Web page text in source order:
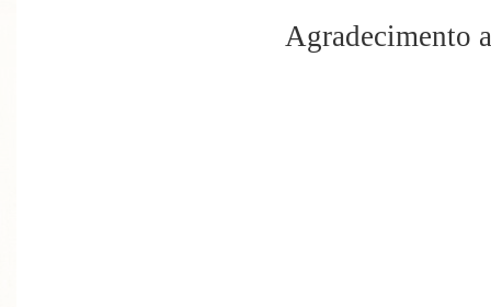
Agradecimento